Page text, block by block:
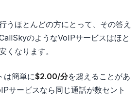
うほとんどの方にとって、その答え
のようなVoIPサービスはほと
くなります。
は簡単に$2.00/分を超えることがあ
サービスなら同じ通話が数セント